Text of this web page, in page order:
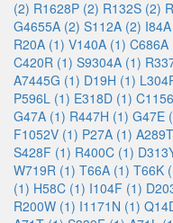
(2) R1628P (2) R132S (2)
G4655A (2) S112A (2)
R20A (1) V140A (1) C686A
C420R (1) S9304A (1)
A7445G (1) D19H (1)
P596L (1) E318D (1)
G47A (1) R447H (1) G47E
F1052V (1) P27A (1)
S428F (1) R400C (1)
W719R (1) T66A (1) T66K
(1) H58C (1) I104F (1)
R200W (1) I1171N (1)